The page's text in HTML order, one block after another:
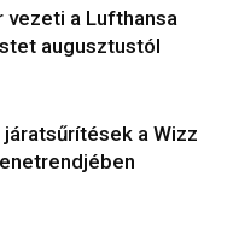
vezeti a Lufthansa
augusztustól
járatsűrítések a Wizz